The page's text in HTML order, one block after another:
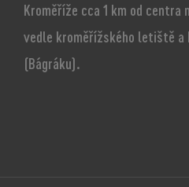
Kroměříže cca 1 km od
vedle kroměřížského letiště a
(Bágráku).